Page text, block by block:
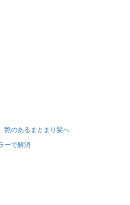
艶のあるまとまり髪へ
ーで解消